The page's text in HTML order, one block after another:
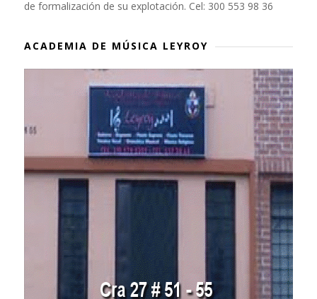
de formalización de su explotación. Cel: 300 553 98 36
ACADEMIA DE MÚSICA LEYROY